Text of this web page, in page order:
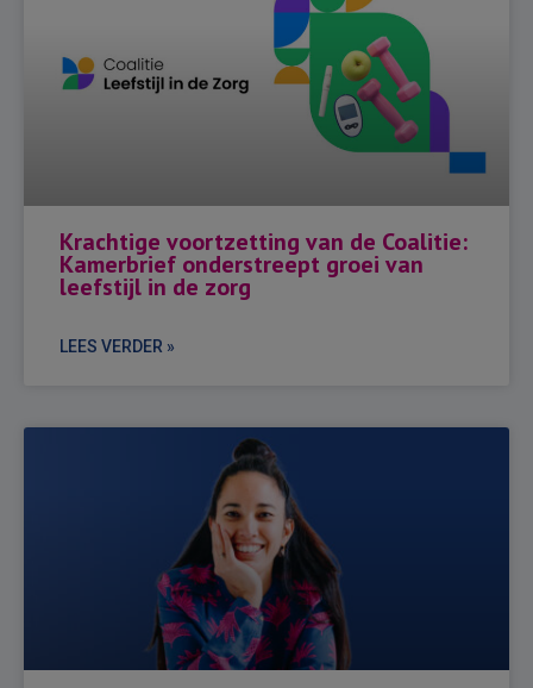
Krachtige voortzetting van de Coalitie:
Kamerbrief onderstreept groei van
leefstijl in de zorg
LEES VERDER »